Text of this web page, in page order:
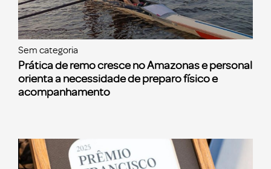
Sem categoria
Prática de remo cresce no Amazonas e personal
orienta a necessidade de preparo físico e
acompanhamento